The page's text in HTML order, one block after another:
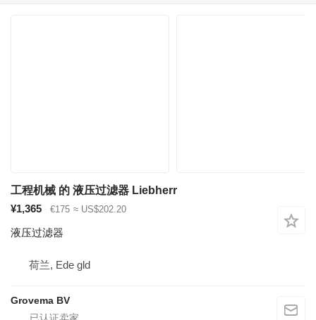
工程机械 的 液压过滤器 Liebherr
¥1,365
€175 ≈ US$202.20
液压过滤器
荷兰, Ede gld
Grovema BV